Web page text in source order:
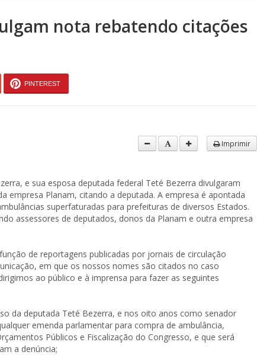
nota rebatendo citações
PINTEREST
Imprimir
e sua esposa deputada federal Teté Bezerra divulgaram
empresa Planam, citando a deputada. A empresa é apontada
superfaturadas para prefeituras de diversos Estados.
assessores de deputados, donos da Planam e outra empresa
de reportagens publicadas por jornais de circulação
em que os nossos nomes são citados no caso
ao público e à imprensa para fazer as seguintes
da deputada Teté Bezerra, e nos oito anos como senador
emenda parlamentar para compra de ambulância,
Públicos e Fiscalização do Congresso, e que será
a denúncia;